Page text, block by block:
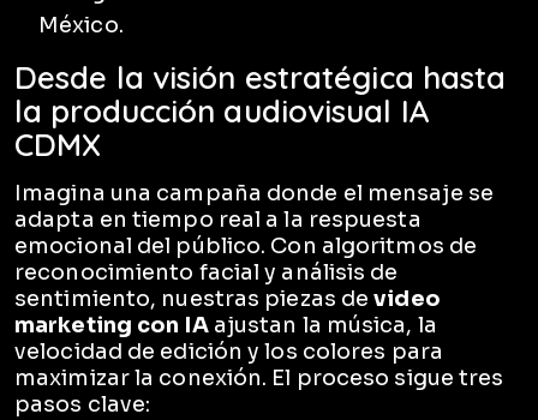
México.
Desde la visión estratégica hasta
la producción audiovisual IA
CDMX
Imagina una campaña donde el mensaje se
adapta en tiempo real a la respuesta
emocional del público. Con algoritmos de
reconocimiento facial y análisis de
sentimiento, nuestras piezas devideo
marketing con IAajustan la música, la
velocidad de edición y los colores para
maximizar la conexión. El proceso sigue tres
pasos clave: